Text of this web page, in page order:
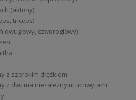
(aktony)
triceps)
dwugłowy, czworogłowy)
z szerokim drążkiem
z dwoma niezależnymi uchwytami